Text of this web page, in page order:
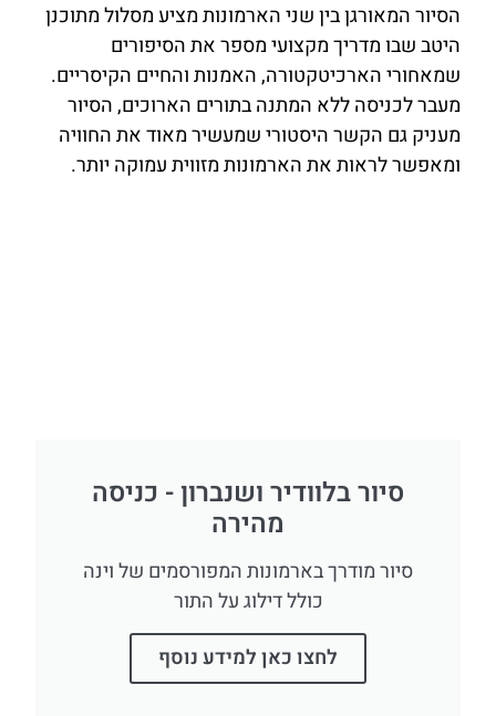
הסיור המאורגן בין שני הארמונות מציע מסלול מתוכנן
היטב שבו מדריך מקצועי מספר את הסיפורים
שמאחורי הארכיטקטורה, האמנות והחיים הקיסריים.
מעבר לכניסה ללא המתנה בתורים הארוכים, הסיור
מעניק גם הקשר היסטורי שמעשיר מאוד את החוויה
ומאפשר לראות את הארמונות מזווית עמוקה יותר.
סיור בלוודיר ושנברון - כניסה
מהירה
סיור מודרך בארמונות המפורסמים של וינה
כולל דילוג על התור
לחצו כאן למידע נוסף